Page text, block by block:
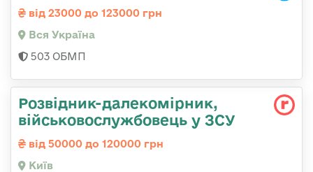
від 23000 до 123000 грн
Вся Україна
503 ОБМП
Розвідник-далекомірник,
військовослужбовець у ЗСУ
від 50000 до 120000 грн
Київ